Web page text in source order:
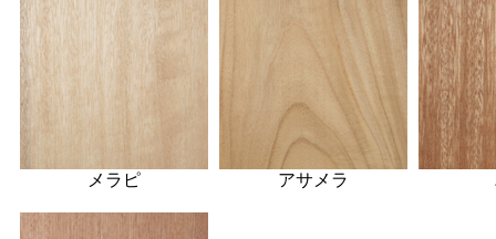
メラピ アサメラ